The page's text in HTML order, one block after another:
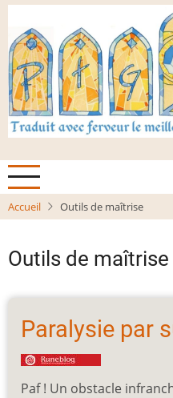
Aller
contenu
principal
Accueil Outils de maîtrise
Outils de maîtrise
Paralysie par
Paf ! Un obstacle